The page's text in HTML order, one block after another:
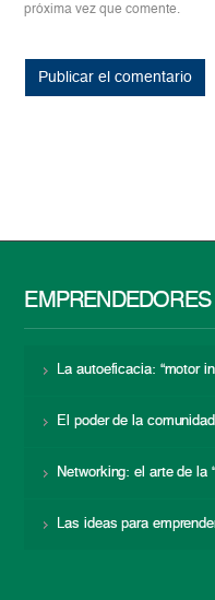
próxima vez que comente.
EMPRENDEDORES
La autoeficacia: “motor
El poder de la
Networking: el arte de la
Las ideas para